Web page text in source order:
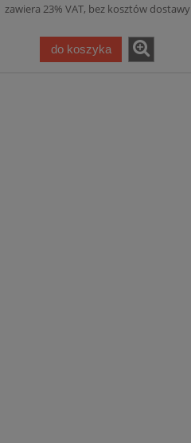
zawiera 23% VAT, bez kosztów dostawy
do koszyka